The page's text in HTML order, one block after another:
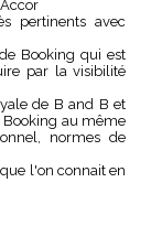
pertinents avec
Booking qui est
par la visibilité
de B and B et
au même
normes de
l'on connait en